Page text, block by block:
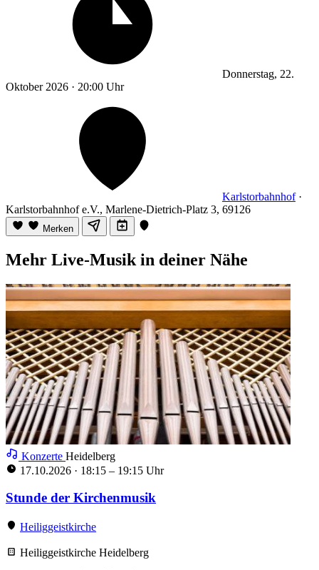
Donnerstag, 22.
Oktober 2026 · 20:00 Uhr
Karlstorbahnhof·
Karlstorbahnhof e.V., Marlene-Dietrich-Platz 3, 69126
Merken
Mehr Live-Musik in deiner Nähe
Konzerte Heidelberg
17.10.2026 · 18:15 – 19:15 Uhr
Stunde der Kirchenmusik
Heiliggeistkirche
Heiliggeistkirche Heidelberg